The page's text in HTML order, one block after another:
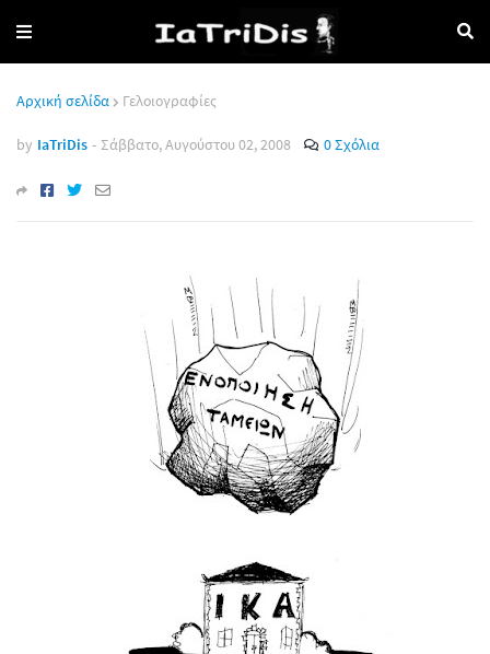
Αρχική σελίδα Γελοιογραφίες
by IaTriDis - Σάββατο, Αυγούστου 02, 2008 0 Σχόλια